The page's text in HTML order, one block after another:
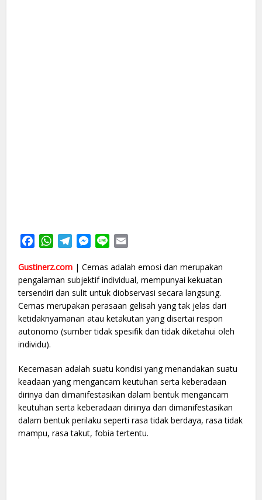
FacebookWhatsApp
TelegramMessenger
Line
Gustinerz.com | Cemas adalah emosi dan merupakan
pengalaman subjektif individual, mempunyai kekuatan
tersendiri dan sulit untuk diobservasi secara langsung.
Cemas merupakan perasaan gelisah yang tak jelas dari
ketidaknyamanan atau ketakutan yang disertai respon
autonomo (sumber tidak spesifik dan tidak diketahui oleh
individu).
Kecemasan adalah suatu kondisi yang menandakan suatu
keadaan yang mengancam keutuhan serta keberadaan
dirinya dan dimanifestasikan dalam bentuk mengancam
keutuhan serta keberadaan diriinya dan dimanifestasikan
dalam bentuk perilaku seperti rasa tidak berdaya, rasa tidak
mampu, rasa takut, fobia tertentu.